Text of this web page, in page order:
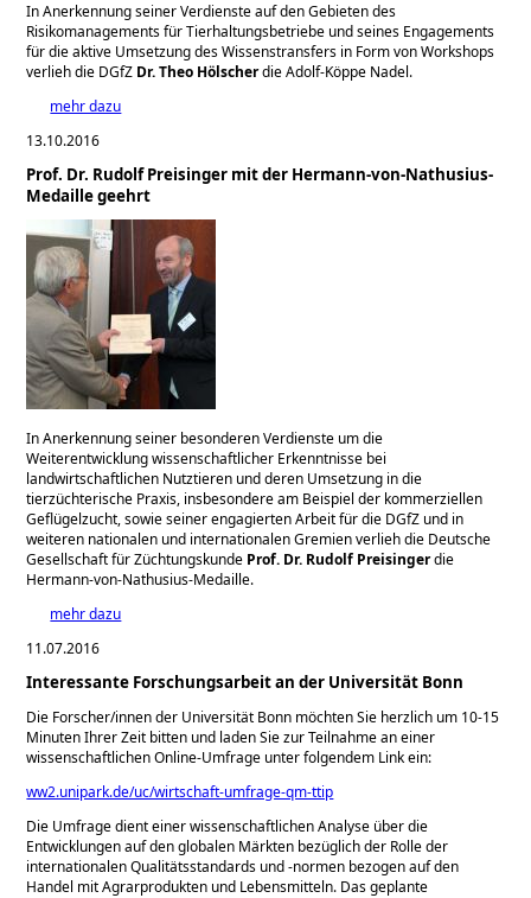
In Anerkennung seiner Verdienste auf den Gebieten des
Risikomanagements für Tierhaltungsbetriebe und seines Engagements
für die aktive Umsetzung des Wissenstransfers in Form von Workshops
verlieh die DGfZ Dr. Theo Hölscherdie Adolf-Köppe Nadel.
mehr dazu
13.10.2016
Prof. Dr. Rudolf Preisinger mit der Hermann-von-Nathusius-
Medaille geehrt
In Anerkennung seiner besonderen Verdienste um die
Weiterentwicklung wissenschaftlicher Erkenntnisse bei
landwirtschaftlichen Nutztieren und deren Umsetzung in die
tierzüchterische Praxis, insbesondere am Beispiel der kommerziellen
Geflügelzucht, sowie seiner engagierten Arbeit für die DGfZ und in
weiteren nationalen und internationalen Gremien verlieh die Deutsche
Gesellschaft für Züchtungskunde Prof. Dr. Rudolf Preisingerdie
Hermann-von-Nathusius-Medaille.
mehr dazu
11.07.2016
Interessante Forschungsarbeit an der Universität Bonn
Die Forscher/innen der Universität Bonn möchten Sie herzlich um 10-15
Minuten Ihrer Zeit bitten und laden Sie zur Teilnahme an einer
wissenschaftlichen Online-Umfrage unter folgendem Link ein:
ww2.unipark.de/uc/wirtschaft-umfrage-qm-ttip
Die Umfrage dient einer wissenschaftlichen Analyse über die
Entwicklungen auf den globalen Märkten bezüglich der Rolle der
internationalen Qualitätsstandards und -normen bezogen auf den
Handel mit Agrarprodukten und Lebensmitteln. Das geplante